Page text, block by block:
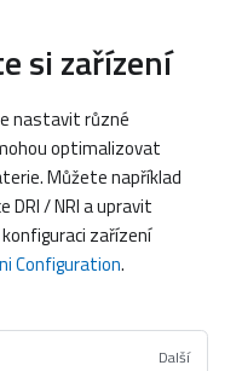
si zařízení
nastavit různé
optimalizovat
Můžete například
DRI / NRI a upravit
zařízení
Configuration.
Další